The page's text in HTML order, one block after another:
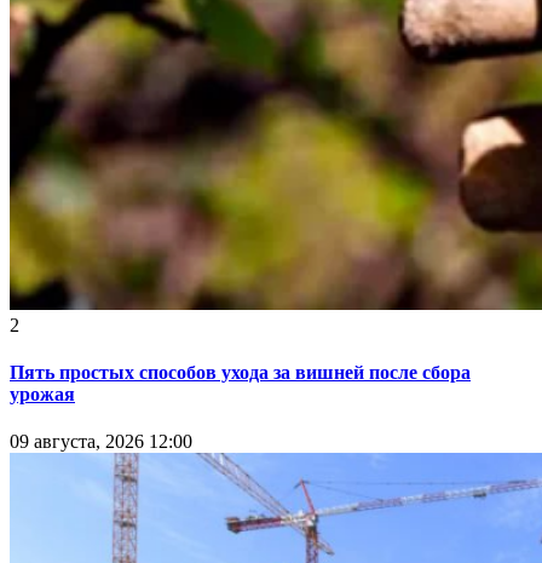
2
Пять простых способов ухода за вишней после сбора
урожая
09 августа, 2026 12:00